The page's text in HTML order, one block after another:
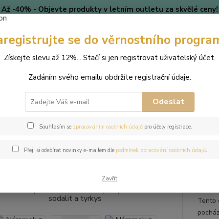
Až -40% - Objevte produkty v letním outletu za skvělé ceny!
🎄 VÁNOCE Blog
Hledat
(Po-
Náramek z přírodních kamenů a perly Swarovski -
z přírodních kamenů a
Tento
se do věrnostního
Získejte slevu až 12%... Stačí si jen registrovat uživatelský účet.
Zadáním svého emailu obdržíte registrační údaje.
Odeslat
Souhlasím se zpracováním osobních údajůpro účely registrace.
Přeji si odebírat novinky e-mailem dle podmínek zpracování osobních údajů.
Zavřít